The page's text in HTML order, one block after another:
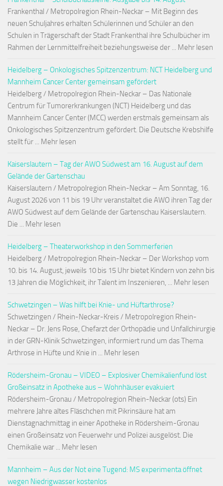
Frankenthal / Metropolregion Rhein-Neckar – Mit Beginn des
neuen Schuljahres erhalten Schülerinnen und Schüler an den
Schulen in Trägerschaft der Stadt Frankenthal ihre Schulbücher im
Rahmen der Lernmittelfreiheit beziehungsweise der ... Mehr lesen
Heidelberg – Onkologisches Spitzenzentrum: NCT Heidelberg und
Mannheim Cancer Center gemeinsam gefördert
Heidelberg / Metropolregion Rhein-Neckar – Das Nationale
Centrum für Tumorerkrankungen (NCT) Heidelberg und das
Mannheim Cancer Center (MCC) werden erstmals gemeinsam als
Onkologisches Spitzenzentrum gefördert. Die Deutsche Krebshilfe
stellt für ... Mehr lesen
Kaiserslautern – Tag der AWO Südwest am 16. August auf dem
Gelände der Gartenschau
Kaiserslautern / Metropolregion Rhein-Neckar – Am Sonntag, 16.
August 2026 von 11 bis 19 Uhr veranstaltet die AWO ihren Tag der
AWO Südwest auf dem Gelände der Gartenschau Kaiserslautern.
Die ... Mehr lesen
Heidelberg – Theaterworkshop in den Sommerferien
Heidelberg / Metropolregion Rhein-Neckar – Der Workshop vom
10. bis 14. August, jeweils 10 bis 15 Uhr bietet Kindern von zehn bis
13 Jahren die Möglichkeit, ihr Talent im Inszenieren, ... Mehr lesen
Schwetzingen – Was hilft bei Knie- und Hüftarthrose?
Schwetzingen / Rhein-Neckar-Kreis / Metropolregion Rhein-
Neckar – Dr. Jens Rose, Chefarzt der Orthopädie und Unfallchirurgie
in der GRN-Klinik Schwetzingen, informiert rund um das Thema
Arthrose in Hüfte und Knie in ... Mehr lesen
Rödersheim-Gronau – VIDEO – Explosiver Chemikalienfund löst
Großeinsatz in Apotheke aus – Wohnhäuser evakuiert
Rödersheim-Gronau / Metropolregion Rhein-Neckar (ots) Ein
mehrere Jahre altes Fläschchen mit Pikrinsäure hat am
Dienstagnachmittag in einer Apotheke in Rödersheim-Gronau
einen Großeinsatz von Feuerwehr und Polizei ausgelöst. Die
Chemikalie war ... Mehr lesen
Mannheim – Aus der Not eine Tugend: MS experimenta öffnet
wegen Niedrigwasser kostenlos